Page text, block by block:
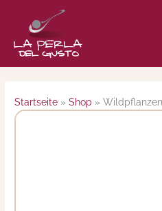
springen
Startseite »Shop »